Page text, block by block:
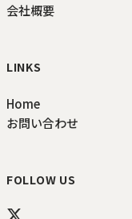
会社概要
LINKS
Home
お問い合わせ
FOLLOW US